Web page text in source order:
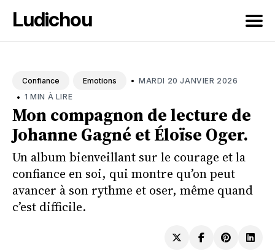
Ludichou
blog
Confiance Emotions • MARDI 20 JANVIER 2026
• 1 MIN À LIRE
Mon compagnon de lecture de
Johanne Gagné et Éloïse Oger.
Un album bienveillant sur le courage et la
confiance en soi, qui montre qu’on peut
avancer à son rythme et oser, même quand
c’est difficile.